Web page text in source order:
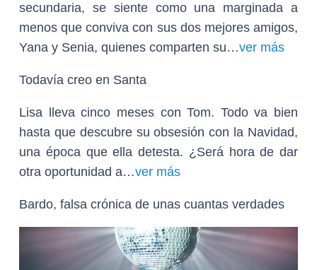
secundaria, se siente como una marginada a
menos que conviva con sus dos mejores amigos,
Yana y Senia, quienes comparten su…ver más
Todavía creo en Santa
Lisa lleva cinco meses con Tom. Todo va bien
hasta que descubre su obsesión con la Navidad,
una época que ella detesta. ¿Será hora de dar
otra oportunidad a…ver más
Bardo, falsa crónica de unas cuantas verdades